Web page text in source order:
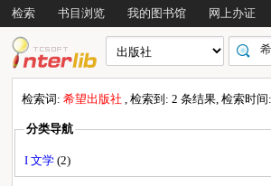
检索 书目浏览 我的图书馆 网上办证
检索词:希望出版社, 检索到: 2 条结果, 检索时
分类导航
I 文学(2)